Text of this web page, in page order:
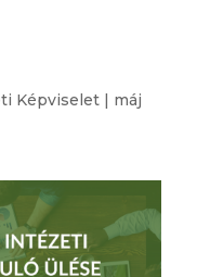
Képviselet| máj